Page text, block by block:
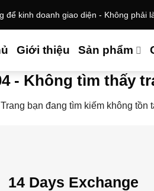
để kinh doanh giao diện - Không phải
Giới thiệu Sản phẩm
- Không tìm thấy
Trang bạn đang tìm kiếm không tồn
14 Days Exchange